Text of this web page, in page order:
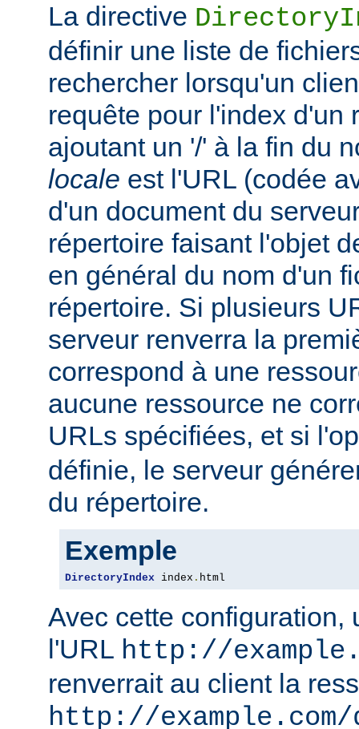
La directive
définir une liste de
rechercher lorsqu'un
requête pour l'index d'un
ajoutant un '/' à la fin du
locale est l'URL (codée
d'un document du
répertoire faisant l'objet
en général du nom d'un
répertoire. Si plusieurs
serveur renverra la
correspond à une
aucune ressource ne
URLs spécifiées, et si
définie, le serveur
du répertoire.
Exemple
DirectoryIndex index . html
Avec cette configuration,
l'URL http://
renverrait au client la
http://